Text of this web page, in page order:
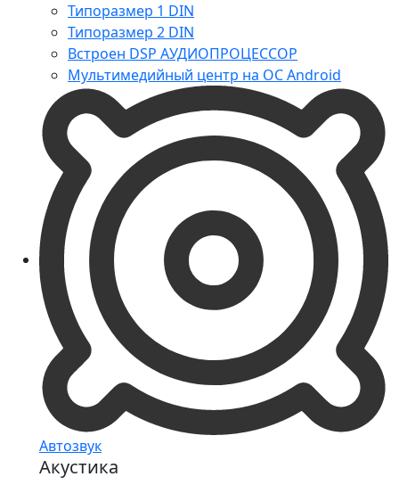
Типоразмер 1 DIN
Типоразмер 2 DIN
Встроен DSP АУДИОПРОЦЕССОР
Мультимедийный центр на ОС Android
Автозвук
Акустика